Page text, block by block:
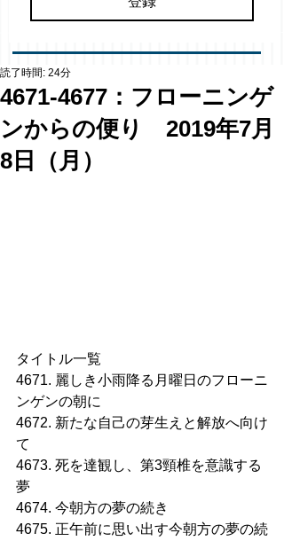
4671-4677：フローニンゲ
ンからの便り 2019年7月
8日（月）
読了時間: 24分
タイトル一覧
4671. 麗しき小雨降る月曜日のフローニ
ンゲンの朝に
4672. 新たな自己の芽生えと解放へ向け
て
4673. 死を達観し、第3頸椎を意識する
夢
4674. 今朝方の夢の続き
4675. 正午前に思い出す今朝方の夢の続